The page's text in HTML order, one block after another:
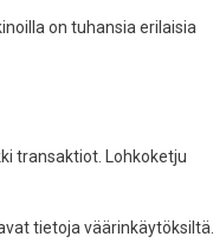
on tuhansia erilaisia
transaktiot. Lohkoketju
tietoja väärinkäytöksiltä.